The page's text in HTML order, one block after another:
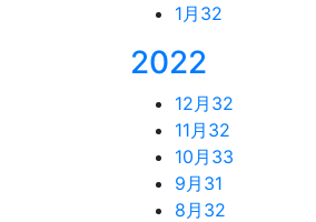
1月 32
2022
12月 32
11月 32
10月 33
9月 31
8月 32